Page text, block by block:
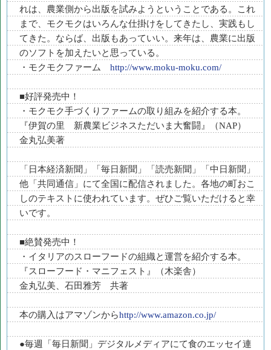
れは、農業側から出版を試みようということである。これ
まで、モクモクはいろんな仕掛けをしてきたし、実践もし
てきた。ならば、出版もあっていい。来年は、農業に出版
のソフトを加えたいと思っている。
・モクモクファーム http://www.moku-moku.com/
■好評発売中！
・モクモク手づくりファームの取り組みを紹介する本。
『伊賀の里 新農業ビジネスただいま大奮闘』（NAP）
金丸弘美著
「日本経済新聞」「毎日新聞」「読売新聞」「中日新聞」
他「共同通信」にて全国に配信されました。各地の町おこ
しのテキストに使われています。ぜひご覧いただけると幸
いです。
■絶賛発売中！
・イタリアのスローフードの組織と運営を紹介する本。
『スローフード・マニフェスト』（木楽舎）
金丸弘美、石田雅芳 共著
本の購入はアマゾンからhttp://www.amazon.co.jp/
●毎週「毎日新聞」デジタルメディアにて食のエッセイ連